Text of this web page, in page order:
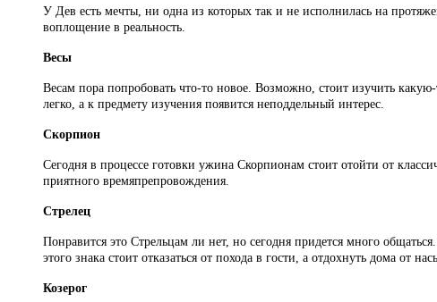
У Дев есть мечты, ни одна из которых так и не исполнилась на
воплощение в реальность.
Весы
Весам пора попробовать что-то новое. Возможно, стоит изучить
легко, а к предмету изучения появится неподдельный интерес.
Скорпион
Сегодня в процессе готовки ужина Скорпионам стоит отойти от
приятного времяпрепровождения.
Стрелец
Понравится это Стрельцам ли нет, но сегодня придется много
этого знака стоит отказаться от похода в гости, а отдохнуть дома от
Козерог